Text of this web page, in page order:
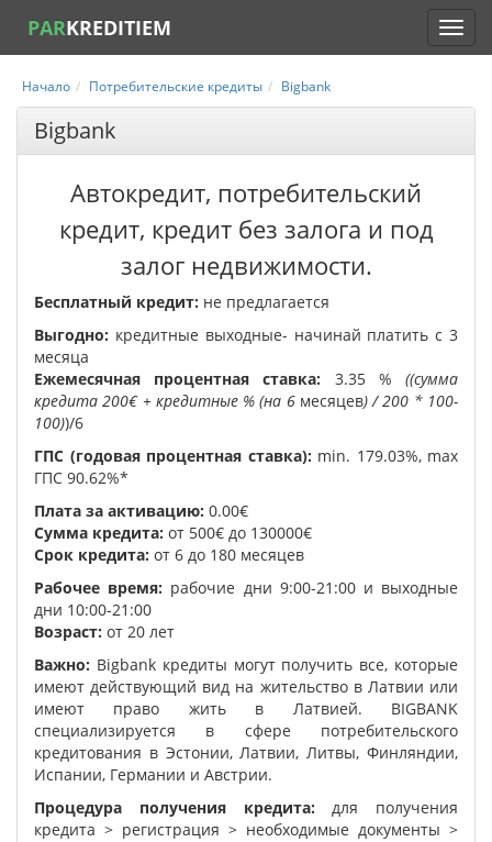
PARKREDITIEM
Начало Потребительские кредиты Bigbank
Bigbank
Автокредит, потребительский
кредит, кредит без залога и под
залог недвижимости.
Бесплатный кредит: не предлагается
Выгодно: кредитные выходные- начинай платить с 3
месяца
Ежемесячная процентная ставка: 3.35 %((сумма
кредита 200€ + кредитные % (на 6 месяцев) / 200 * 100-
100))/6
ГПС (годовая процентная ставка): min. 179.03%, max
ГПС 90.62%*
Плата за активацию: 0.00€
Сумма кредита: от 500€ до 130000€
Срок кредита: от 6 до 180 месяцев
Рабочее время: рабочие дни 9:00-21:00 и выходные
дни 10:00-21:00
Возраст: от 20 лет
Важно: Bigbank кредиты могут получить все, которые
имеют действующий вид на жительство в Латвии или
имеют право жить в Латвией. BIGBANK
специализируется в сфере потребительского
кредитования в Эстонии, Латвии, Литвы, Финляндии,
Испании, Германии и Австрии.
Процедура получения кредита: для получения
кредита > регистрация > необходимые документы >